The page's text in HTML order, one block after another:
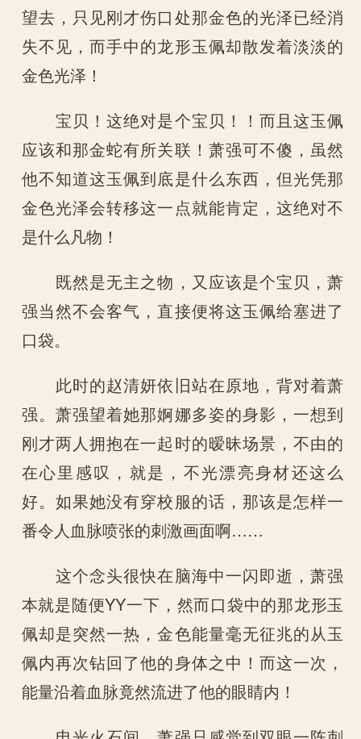
望去，只见刚才伤口处那金色的光泽已经消
失不见，而手中的龙形玉佩却散发着淡淡的
金色光泽！
宝贝！这绝对是个宝贝！！而且这玉佩
应该和那金蛇有所关联！萧强可不傻，虽然
他不知道这玉佩到底是什么东西，但光凭那
金色光泽会转移这一点就能肯定，这绝对不
是什么凡物！
既然是无主之物，又应该是个宝贝，萧
强当然不会客气，直接便将这玉佩给塞进了
口袋。
此时的赵清妍依旧站在原地，背对着萧
强。萧强望着她那婀娜多姿的身影，一想到
刚才两人拥抱在一起时的暧昧场景，不由的
在心里感叹，就是，不光漂亮身材还这么
好。如果她没有穿校服的话，那该是怎样一
番令人血脉喷张的刺激画面啊……
这个念头很快在脑海中一闪即逝，萧强
本就是随便YY一下，然而口袋中的那龙形玉
佩却是突然一热，金色能量毫无征兆的从玉
佩内再次钻回了他的身体之中！而这一次，
能量沿着血脉竟然流进了他的眼睛内！